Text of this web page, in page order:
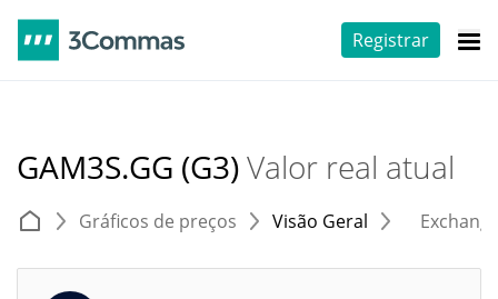
Registrar
GAM3S.GG (G3)Valor real atual
Gráficos de preços Visão Geral